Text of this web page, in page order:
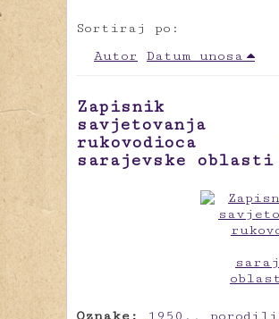
Sortiraj po:
Autor
Datum unosa
Zapisnik
savjetovanja
rukovodioca
sarajevske oblasti